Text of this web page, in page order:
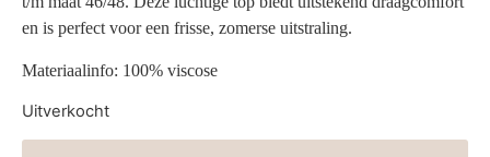
en is perfect voor een frisse, zomerse uitstraling.
Materiaalinfo: 100% viscose
Uitverkocht